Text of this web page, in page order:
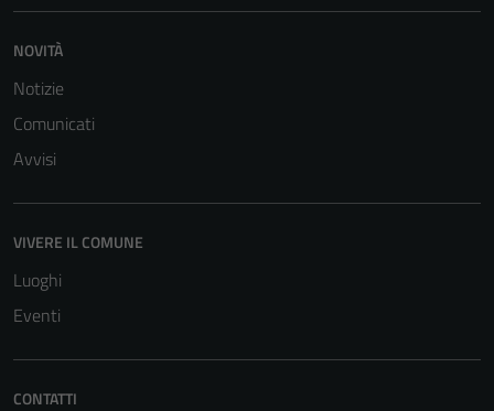
NOVITÀ
Notizie
Comunicati
Avvisi
VIVERE IL COMUNE
Luoghi
Eventi
CONTATTI
personali.